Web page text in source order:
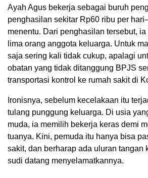
Ayah Agus bekerja sebagai buruh
penghasilan sekitar Rp60 ribu per
menentu. Dari penghasilan tersebut,
lima orang anggota keluarga. Untuk
saja sering kali tidak cukup, apalagi
obatan yang tidak ditanggung BPJS
transportasi kontrol ke rumah sakit di
Ironisnya, sebelum kecelakaan itu
tulang punggung keluarga. Di usia
muda, ia memilih bekerja keras demi
tuanya. Kini, pemuda itu hanya bisa
sakit, dan berharap ada uluran tangan
sudi datang menyelamatkannya.